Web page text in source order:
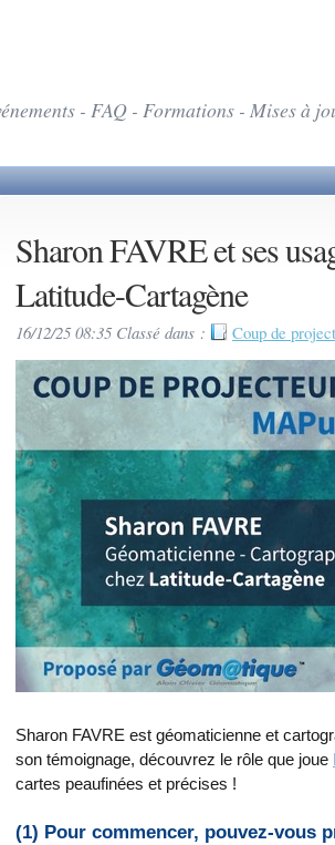
- FAQ - Formations - Mises à
Sharon FAVRE et ses
Latitude-Cartagène
16/12/25 08:35 Classé dans : Coup de
Sharon FAVRE est géomaticienne et
son témoignage, découvrez le rôle que joue
cartes peaufinées et précises !
(1) Pour commencer, pouvez-vous